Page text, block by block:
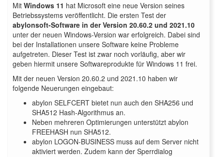
Mit Windows 11 hat Microsoft eine neue Version seines
Betriebssystems veröffentlicht. Die ersten Test der
abylonsoft-Software in der Version 20.60.2 und 2021.10
unter der neuen Windows-Version war erfolgreich. Dabei sind
bei der Installationen unsere Software keine Probleme
aufgetreten. Dieser Test ist zwar noch vorläufig, aber wir
geben hiermit unsere Softwareprodukte für Windows 11 frei.
Mit der neuen Version 20.60.2 und 2021.10 haben wir
folgende Neuerungen eingebaut:
abylon SELFCERT bietet nun auch den SHA256 und
SHA512 Hash-Algorithmus an.
Neben mehreren Optimierungen unterstützt abylon
FREEHASH nun SHA512.
abylon LOGON-BUSINESS muss auf dem Server nicht
aktiviert werden. Zudem kann der Sperrdialog